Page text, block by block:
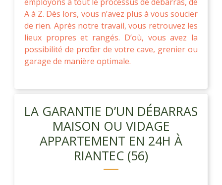
A à Z. Dès lors, vous n’avez plus à vous soucier
de rien. Après notre travail, vous retrouvez les
lieux propres et rangés. D’où, vous avez la
possibilité de profiter de votre cave, grenier ou
garage de manière optimale.
LA GARANTIE D’UN DÉBARRAS
MAISON OU VIDAGE
APPARTEMENT EN 24H À
RIANTEC (56)